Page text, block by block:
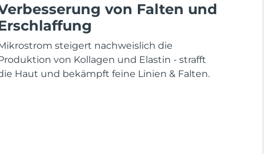
von Falten und
steigert nachweislich die
von Kollagen und Elastin - strafft
Haut und bekämpft feine Linien & Falten.